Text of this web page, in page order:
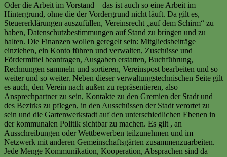
Oder die Arbeit im Vorstand – das ist auch so eine Arbeit im
Hintergrund, ohne die der Vordergrund nicht läuft. Da gilt es,
Steuererklärungen auszufüllen, Vereinsrecht „auf dem Schirm“ zu
haben, Datenschutzbestimmungen auf Stand zu bringen und zu
halten. Die Finanzen wollen geregelt sein: Mitgliedsbeiträge
einziehen, ein Konto führen und verwalten, Zuschüsse und
Fördermittel beantragen, Ausgaben erstatten, Buchführung,
Rechnungen sammeln und sortieren, Vereinspost bearbeiten und so
weiter und so weiter. Neben dieser verwaltungstechnischen Seite gilt
es auch, den Verein nach außen zu repräsentieren, also
Ansprechpartner zu sein, Kontakte zu den Gremien der Stadt und
des Bezirks zu pflegen, in den Ausschüssen der Stadt verortet zu
sein und die Gartenwerkstadt auf den unterschiedlichen Ebenen in
der kommunalen Politik sichtbar zu machen. Es gilt , an
Ausschreibungen oder Wettbewerben teilzunehmen und im
Netzwerk mit anderen Gemeinschaftsgärten zusammenzuarbeiten.
Jede Menge Kommunikation, Kooperation, Absprachen sind da